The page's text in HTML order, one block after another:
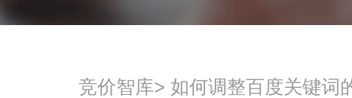
竞价智库> 如何调整百度关键词